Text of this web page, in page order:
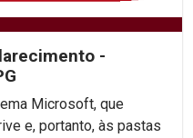
-
Microsoft, que
e, portanto, às pastas